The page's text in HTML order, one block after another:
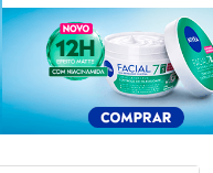
Ativar Desconto